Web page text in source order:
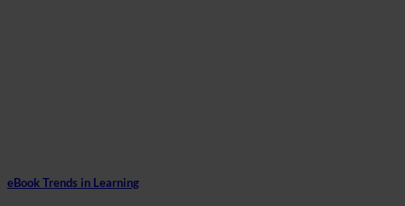
eBook Trends in Learning